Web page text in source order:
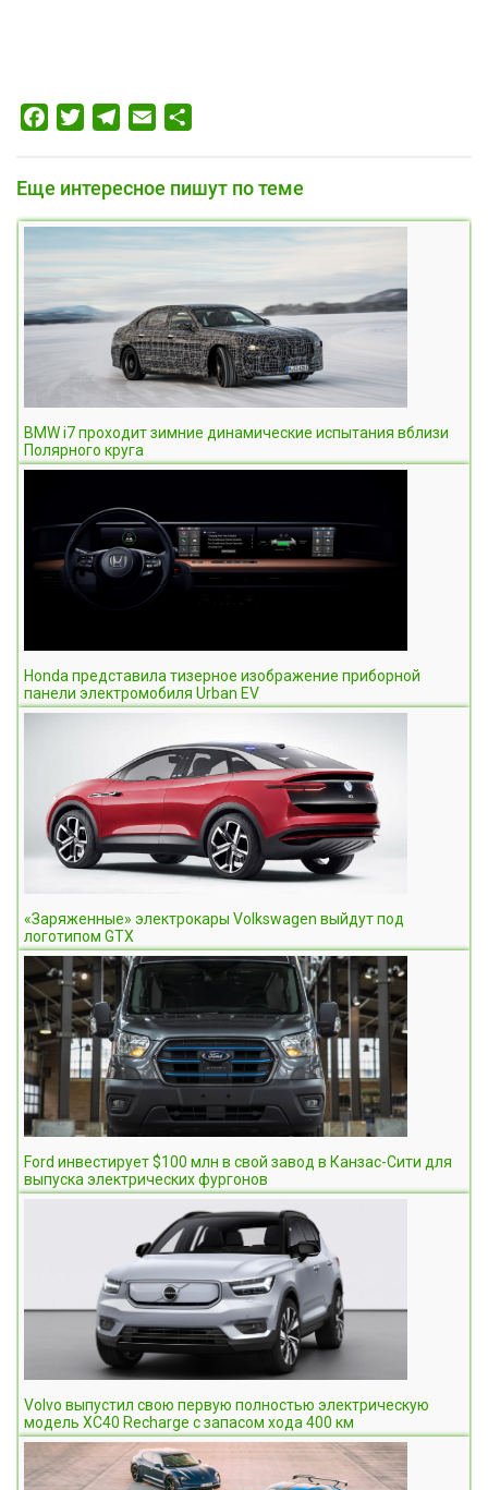
FacebookTwitterTelegram
Email
Еще интересное пишут по теме
BMW i7 проходит зимние динамические испытания вблизи
Полярного круга
Honda представила тизерное изображение приборной
панели электромобиля Urban EV
«Заряженные» электрокары Volkswagen выйдут под
логотипом GTX
Ford инвестирует $100 млн в свой завод в Канзас-Сити для
выпуска электрических фургонов
Volvo выпустил свою первую полностью электрическую
модель XC40 Recharge с запасом хода 400 км